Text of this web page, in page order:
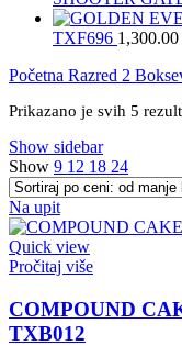
TXF696 1,300.00
Početna Razred 2
Prikazano je svih 5
Show sidebar
Show 9 12 18 24
Na upit
Quick view
Pročitaj više
COMPOUND
TXB012